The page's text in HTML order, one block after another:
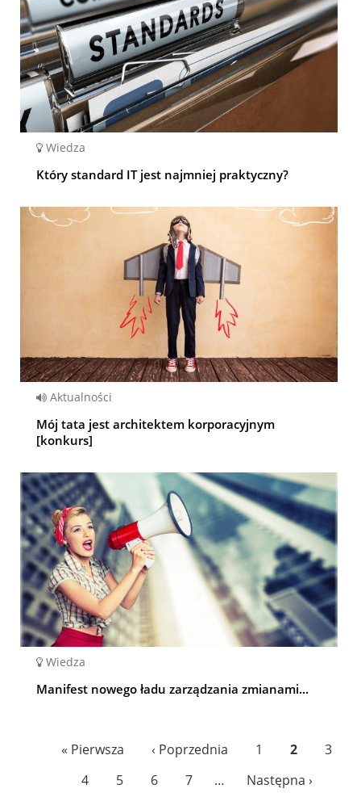
Wiedza
Który standard IT jest najmniej praktyczny?
Aktualności
Mój tata jest architektem korporacyjnym
[konkurs]
Wiedza
Manifest nowego ładu zarządzania zmianami...
First
page
« Pierwsza
Previous
page
‹ Poprzednia Page
1
Bieżąca
strona
2 Page
3
Page
4 Page
5 Page
6 Page
7 … Następna
Następna ›